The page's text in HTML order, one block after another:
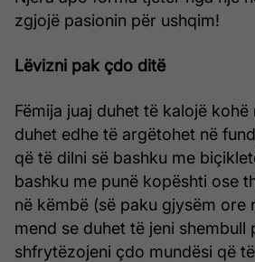
zgjojë pasionin për ushqim!
Lëvizni pak çdo ditë
Fëmija juaj duhet të kalojë
duhet edhe të argëtohet në
që të dilni së bashku me
bashku me punë kopështi ose
në këmbë (së paku gjysëm ore
mend se duhet të jeni shembull
shfrytëzojeni çdo mundësi që